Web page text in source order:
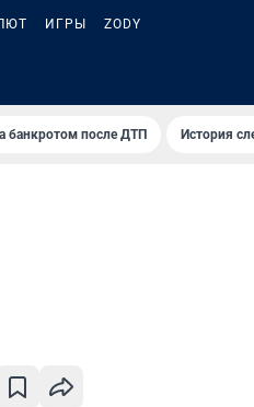
ИГРЫ ZODY
банкротом после ДТП История